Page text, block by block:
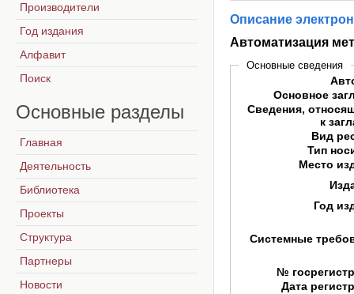
Описание
Автоматизация
Основные сведения
Основное
Сведения,
к
Вид
Тип
Место
Год
Системные
№
Дата
Производители
Год издания
Алфавит
Поиск
Основные разделы
Главная
Деятельность
Библиотека
Проекты
Структура
Партнеры
Новости